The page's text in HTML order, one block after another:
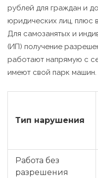
рублей для граждан и
юридических лиц, плюс
Для самозанятых и
(ИП) получение
работают напрямую с
имеют свой парк машин.
Тип нарушения
Работа без
разрешения